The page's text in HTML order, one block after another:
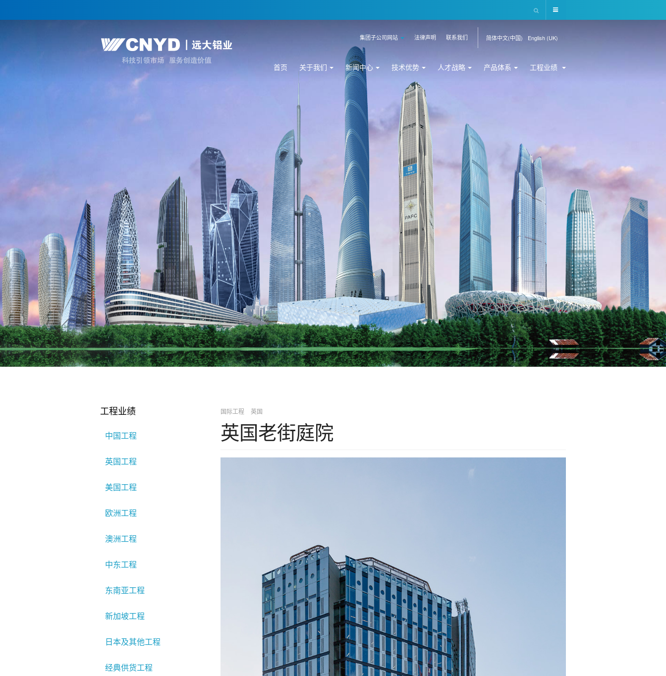
English (UK)
简体中文(中国)
联系我们
法律声明
集团子公司网站
首页 关于我们 新闻中心 技术优势 人才战略 产品体系 工程业绩
国际工程 英国
英国老街庭院
工程业绩
中国工程
英国工程
美国工程
欧洲工程
澳洲工程
中东工程
东南亚工程
新加坡工程
日本及其他工程
经典供货工程